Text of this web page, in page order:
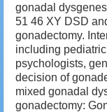
gonadal
51 46 XY DSD
gonadectomy.
including
psychologists,
decision of
mixed gonadal
gonadectomy: